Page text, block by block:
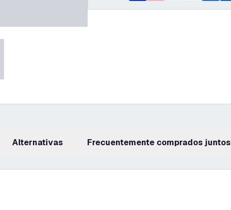
Alternativas Frecuentemente comprados juntos